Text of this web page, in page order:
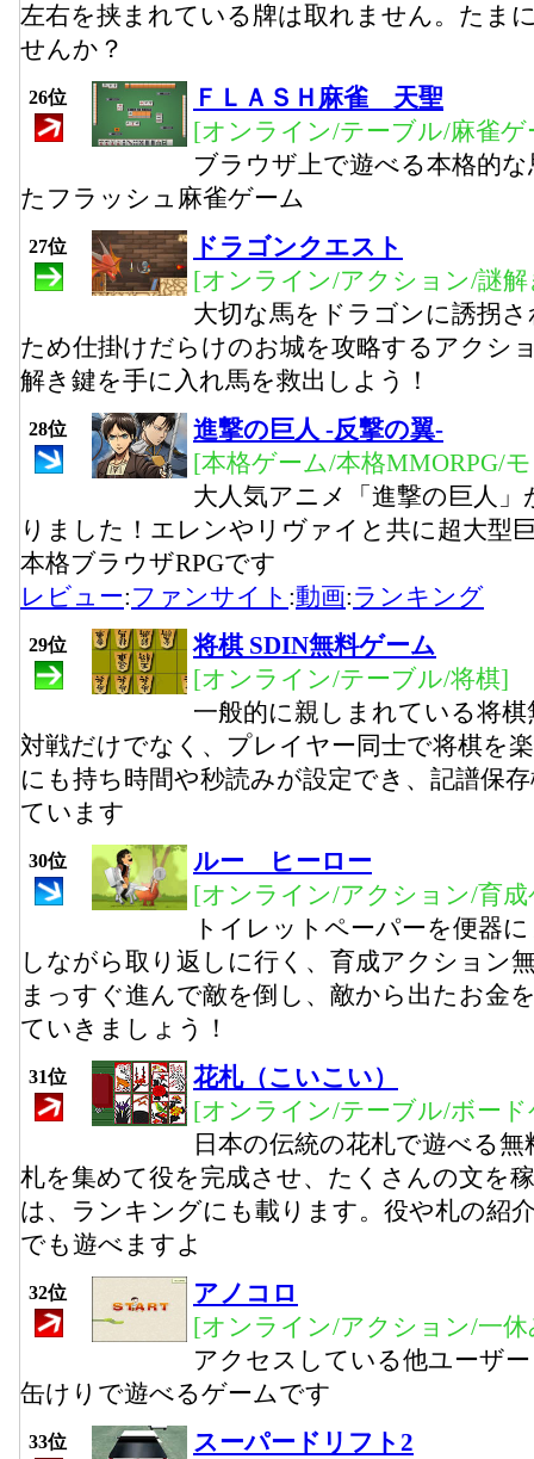
左右を挟まれている牌は取れません。たま
せんか？
26位
ＦＬＡＳＨ麻雀 天聖
[オンライン/テーブル/麻雀ゲ
ブラウザ上で遊べる本格的
たフラッシュ麻雀ゲーム
27位
ドラゴンクエスト
[オンライン/アクション/謎
大切な馬をドラゴンに誘拐
ため仕掛けだらけのお城を攻略するアクシ
解き鍵を手に入れ馬を救出しよう！
28位
進撃の巨人 -反撃の翼-
[本格ゲーム/本格MMORPG/
大人気アニメ「進撃の巨人
りました！エレンやリヴァイと共に超大型
本格ブラウザRPGです
レビュー:ファンサイト :動画:ランキング
29位
将棋 SDIN無料ゲーム
[オンライン/テーブル/将棋]
一般的に親しまれている将
対戦だけでなく、プレイヤー同士で将棋を
にも持ち時間や秒読みが設定でき、記譜保
ています
30位
ルー ヒーロー
[オンライン/アクション/育
トイレットペーパーを便器
しながら取り返しに行く、育成アクション
まっすぐ進んで敵を倒し、敵から出たお金
ていきましょう！
31位
花札（こいこい）
[オンライン/テーブル/ボー
日本の伝統の花札で遊べる
札を集めて役を完成させ、たくさんの文を
は、ランキングにも載ります。役や札の紹
でも遊べますよ
32位
アノコロ
[オンライン/アクション/一
アクセスしている他ユーザ
缶けりで遊べるゲームです
33位
スーパードリフト2